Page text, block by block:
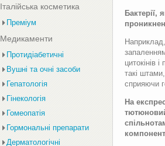
цитокінів
такі
сприяючи
На
Італійська косметика
Преміум
Медикаменти
Протидіабетичні
Вушні та очні засоби
Гепатологія
Гінекологія
Гомеопатія
Гормональні препарати
Дерматологічні